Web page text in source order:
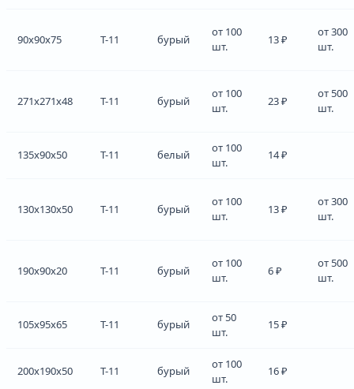
90x90x75 Т-11 бурый
от 100
шт.
13 ₽
от 300
шт.
271x271x48 Т-11 бурый
от 100
шт.
23 ₽
от 500
шт.
135x90x50 Т-11 белый
от 100
шт.
14 ₽
130x130x50 Т-11 бурый
от 100
шт.
13 ₽
от 300
шт.
190x90x20 Т-11 бурый
от 100
шт.
6 ₽
от 500
шт.
105x95x65 Т-11 бурый
от 50
шт.
15 ₽
200x190x50 Т-11 бурый
от 100
шт.
16 ₽